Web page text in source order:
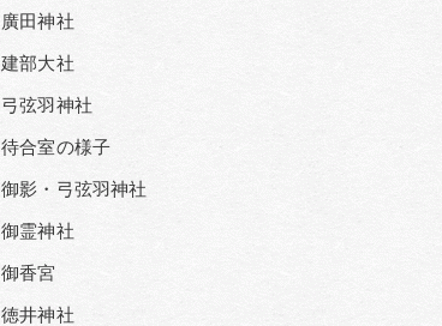
廣田神社
建部大社
弓弦羽神社
待合室の様子
御影・弓弦羽神社
御霊神社
御香宮
徳井神社